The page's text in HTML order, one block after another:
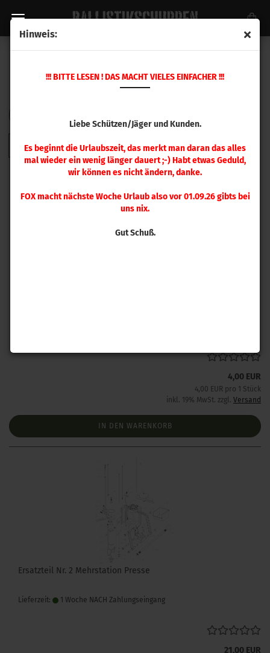
Hinweis:
!!! BITTE LESEN ! DAS MACHT VIELES EINFACHER !!!
Liebe Schützen/Jäger und Kunden.
Es beginnt die Urlaubszeit, das merkt man daran das alles
mal wieder ein wenig länger dauert ;-) Habt etwas Geduld,
wir können es nicht ändern, danke.
FOX macht nächste Woche Urlaub also vor 01.09.26 gibts bei
uns nix.
Gut Schuß.
4,00 EUR
4,00 EUR pro 1 Stück
inkl. 19% MwSt. zzgl. Versand
IN DEN WARENKORB
Ersatzteil Nr. 2 Mehrstation Presse
Lieferzeit: 1 Woche NACH Zahlungseingang
21,00 EUR